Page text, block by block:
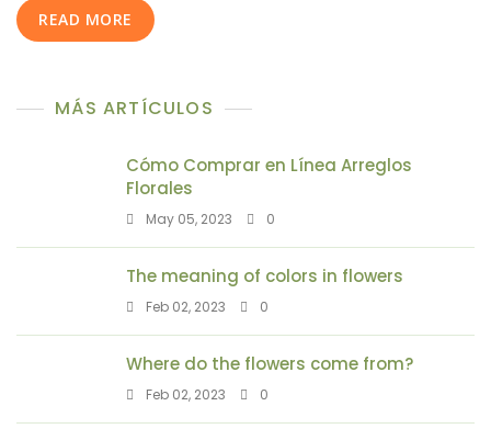
READ MORE
MÁS ARTÍCULOS
Cómo Comprar en Línea Arreglos
Florales
May 05, 2023 0
The meaning of colors in flowers
Feb 02, 2023 0
Where do the flowers come from?
Feb 02, 2023 0